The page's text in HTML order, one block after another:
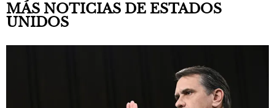
MÁS NOTICIAS DE ESTADOS
UNIDOS